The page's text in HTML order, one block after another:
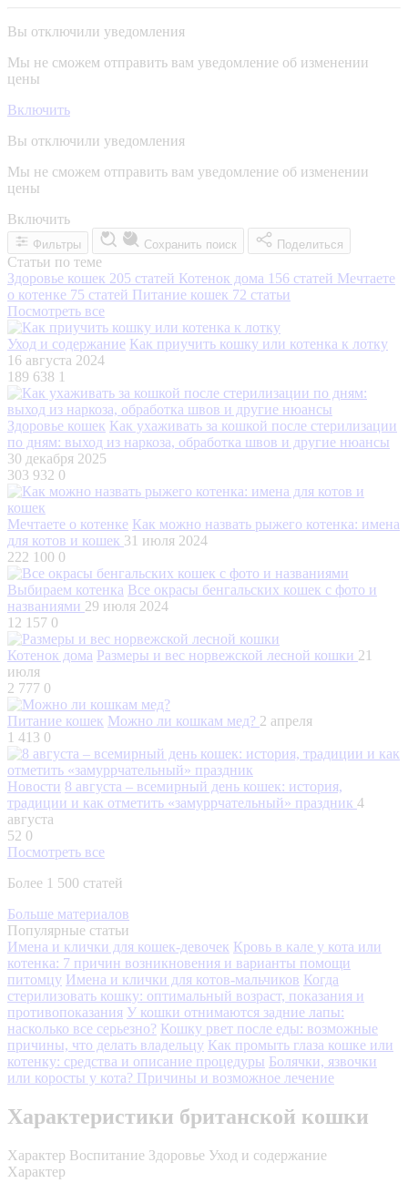
Вы отключили уведомления
Мы не сможем отправить вам уведомление об изменении
цены
Включить
Вы отключили уведомления
Мы не сможем отправить вам уведомление об изменении
цены
Включить
Фильтры Сохранить поиск Поделиться
Статьи по теме
Здоровье кошек 205 статей Котенок дома 156 статей Мечтаете
о котенке 75 статей Питание кошек 72 статьи
Посмотреть все
Уход и содержание Как приучить кошку или котенка к лотку
16 августа 2024
189 638 1
Здоровье кошек Как ухаживать за кошкой после стерилизации
по дням: выход из наркоза, обработка швов и другие нюансы
30 декабря 2025
303 932 0
Мечтаете о котенке Как можно назвать рыжего котенка: имена
для котов и кошек 31 июля 2024
222 100 0
Выбираем котенка Все окрасы бенгальских кошек с фото и
названиями 29 июля 2024
12 157 0
Котенок дома Размеры и вес норвежской лесной кошки 21
июля
2 777 0
Питание кошек Можно ли кошкам мед? 2 апреля
1 413 0
Новости 8 августа – всемирный день кошек: история,
традиции и как отметить «замуррчательный» праздник 4
августа
52 0
Посмотреть все
Более 1 500 статей
Больше материалов
Популярные статьи
Имена и клички для кошек-девочек Кровь в кале у кота или
котенка: 7 причин возникновения и варианты помощи
питомцу Имена и клички для котов-мальчиков Когда
стерилизовать кошку: оптимальный возраст, показания и
противопоказания У кошки отнимаются задние лапы:
насколько все серьезно? Кошку рвет после еды: возможные
причины, что делать владельцу Как промыть глаза кошке или
котенку: средства и описание процедуры Болячки, язвочки
или коросты у кота? Причины и возможное лечение
Характеристики британской кошки
Характер Воспитание Здоровье Уход и содержание
Характер